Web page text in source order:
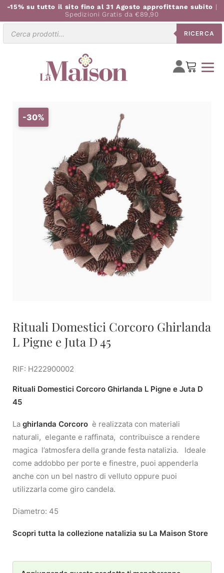
-15% su tutto il sito fino al 31 Agosto approfittane subito |
Spedizioni Gratis da €89,90
RICERCA
-30%
Rituali Domestici Corcoro Ghirlanda
L Pigne e Juta D 45
RIF: H222900002
Rituali Domestici Corcoro Ghirlanda L Pigne e Juta D
45
La ghirlanda Corcoro è realizzata con materiali
naturali, elegante e raffinata, contribuisce a rendere
magica l’atmosfera della grande festa natalizia. Ideale
come addobbo per porte e finestre, puoi appenderla
anche con un bel nastro di velluto oppure puoi
utilizzarla come giro candela.
Diametro: 45
Scopri tutta la collezione natalizia su La Maison Store